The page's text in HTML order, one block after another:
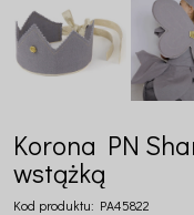
Korona PN
wstążką
Kod produktu: PA45822